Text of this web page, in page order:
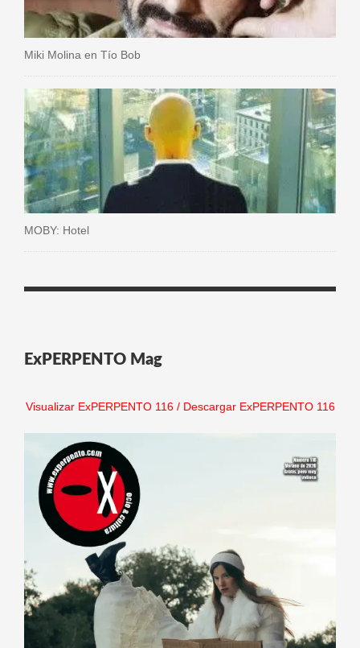
Miki Molina en Tío Bob
MOBY: Hotel
ExPERPENTO Mag
Visualizar ExPERPENTO 116/ Descargar ExPERPENTO 116